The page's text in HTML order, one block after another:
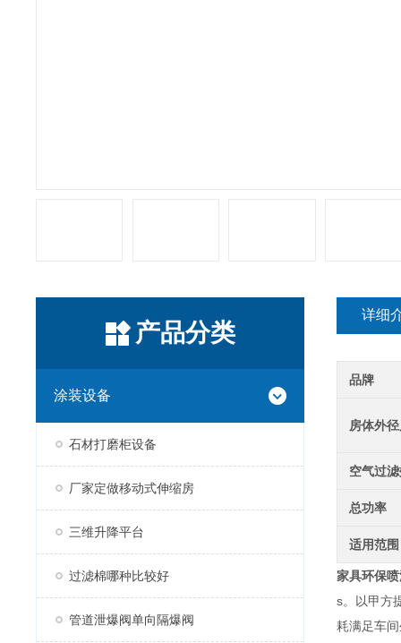
产品分类
涂装设备
石材打磨柜设备
厂家定做移动式伸缩房
三维升降平台
过滤棉哪种比较好
管道泄爆阀单向隔爆阀
详细
品牌
房体外
空气过
总功率
适用范围
家具环保
s。以甲方
耗满足车